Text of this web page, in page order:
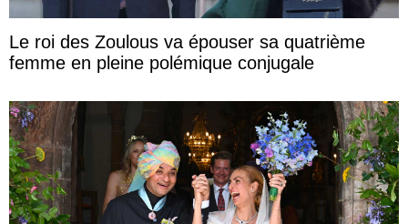
Le roi des Zoulous va épouser sa quatrième
femme en pleine polémique conjugale